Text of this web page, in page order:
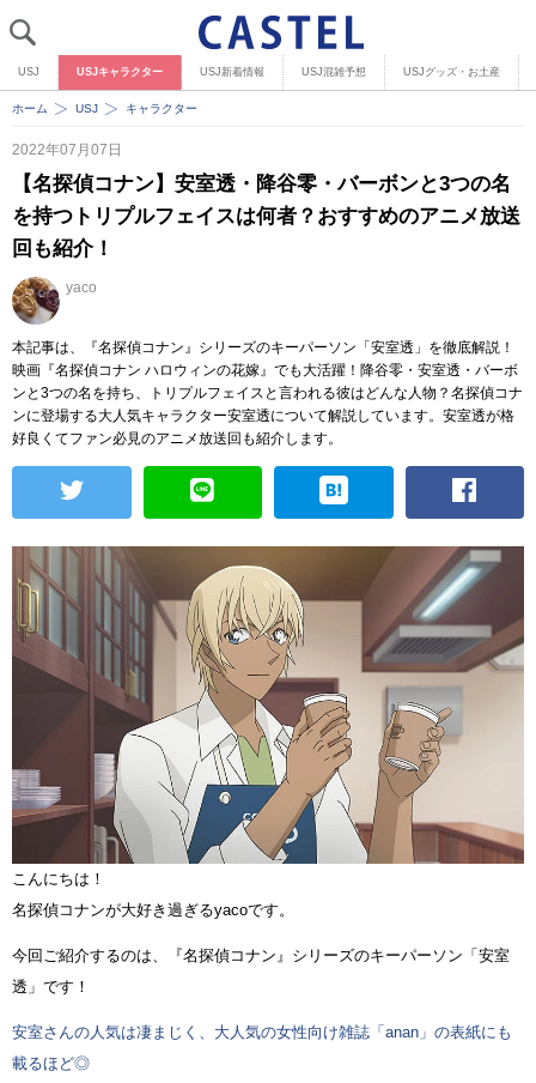
USJ USJキャラクター USJ新着情報 USJ混雑予想 USJグッズ・お土産
ホーム USJ キャラクター
2022年07月07日
【名探偵コナン】安室透・降谷零・バーボンと3つの名
を持つトリプルフェイスは何者？おすすめのアニメ放送
回も紹介！
yaco
本記事は、『名探偵コナン』シリーズのキーパーソン「安室透」を徹底解説！
映画『名探偵コナン ハロウィンの花嫁』でも大活躍！降谷零・安室透・バーボ
ンと3つの名を持ち、トリプルフェイスと言われる彼はどんな人物？名探偵コナ
ンに登場する大人気キャラクター安室透について解説しています。安室透が格
好良くてファン必見のアニメ放送回も紹介します。
こんにちは！
名探偵コナンが大好き過ぎるyacoです。
今回ご紹介するのは、『名探偵コナン』シリーズのキーパーソン「安室
透」です！
安室さんの人気は凄まじく、大人気の女性向け雑誌「anan」の表紙にも
載るほど◎